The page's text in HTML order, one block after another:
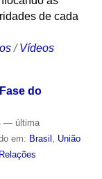
de cada
/Vídeos
do
— última
em: Brasil , União
Relações